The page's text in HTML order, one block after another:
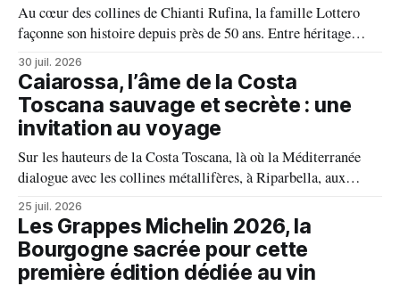
Au cœur des collines de Chianti Rufina, la famille Lottero
façonne son histoire depuis près de 50 ans. Entre héritage
familial, exigence viticole et profond respect du terroir, le
domaine incarne une vision authentique du vin, où chaque
millésime raconte une terre, une passion et un art de vivre.
30 juil. 2026
Caiarossa, l’âme de la Costa
Toscana sauvage et secrète : une
invitation au voyage
Sur les hauteurs de la Costa Toscana, là où la Méditerranée
dialogue avec les collines métallifères, à Riparbella, aux
portes de Bolgheri, Caiarossa cultive une autre idée du grand
vin, celle d'un équilibre vivant entre la terre, les cépages et le
temps.
25 juil. 2026
Les Grappes Michelin 2026, la
Bourgogne sacrée pour cette
première édition dédiée au vin